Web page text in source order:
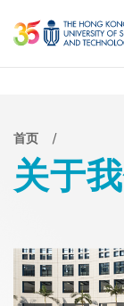
转
到
内
MAP &
面
包
首页
关于